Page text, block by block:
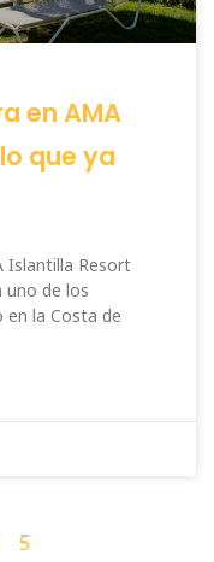
en AMA
que ya
Islantilla Resort
de los
en la Costa de
5